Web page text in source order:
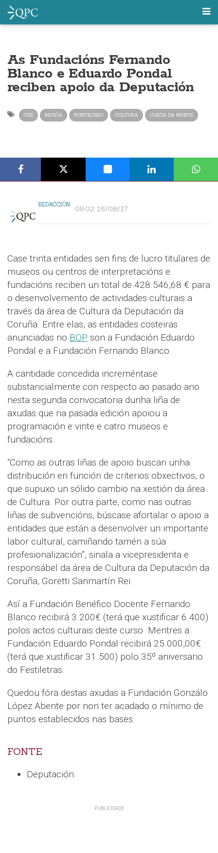
As Fundacións Fernando
Blanco e Eduardo Pondal
reciben apoio da Deputación
CEE MUXÍA PONTECESO CULTURA COSTA DA MORTE
REDACCIÓN 08:02 16/08/17
Case trinta entidades sen fins de lucro titulares de
museos ou centros de interpretacións e
fundacións reciben un total de 428.546,68 € para
o desenvolvemento de actividades culturais a
través da área de Cultura da Deputación da
Coruña. Entre elas, as entidades costeiras
anunciadas no BOP son a Fundación Eduardo
Pondal e a Fundación Fernando Blanco.
A cantidade concedida increméntase
substancialmente con respecto ao pasado ano
nesta segunda convocatoria dunha liña de
axudas que na pasada edición apoiou a
programación e vinte e catro museos e
fundacións.
“Como as outras liñas de apoio buscan unha
distribución en función de criterios obxectivos, o
que supuxo un sólido cambio na xestión da área
de Cultura. Por outra parte, como nas outras
liñas de subvencións, búscase afortalar o apoio a
entidades que están a desenvolver un importante
labor cultural, camiñando tamén a súa
profesionalización”, sinala a vicepresidenta e
responsábel da área de Cultura da Deputación da
Coruña, Goretti Sanmartín Rei.
Así a Fundación Benéfico Docente Fernando
Blanco recibirá 3.200€ (terá que xustificar 6.400)
polos actos culturais deste curso. Mentres a
Fundación Eduardo Pondal recibirá 25.000,00€
(terá que xustificar 31.500) polo 35º aniversario
do Festiletras.
Quedou fóra destas axudas a Fundación Gonzálo
López Abente por non ter acadado o mínimo de
puntos establecidos nas bases.
FONTE
Deputación.